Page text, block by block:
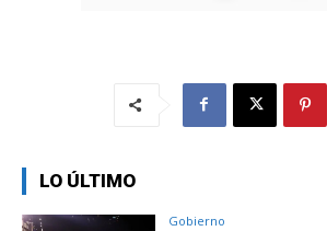
LO ÚLTIMO
Gobierno